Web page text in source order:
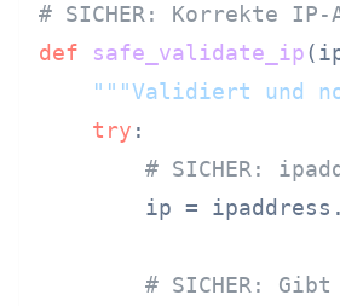
# SICHER: Korrekte
def
safe_validate_ip(
"""Validiert und
try :
# SICHER:
ip =
# SICHER: